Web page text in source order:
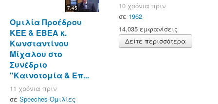
7:45
Ομιλία Πρoέδρου
ΚΕΕ & ΕΒΕΑ κ.
Κωνσταντίνου
Μίχαλου στο
Συνέδριο
"Καινοτομία & Επ...
11 χρόνια πριν
σε Speeches-Ομιλίες
10 χρόνια πριν
σε 1962
14,035 εμφανίσεις
Δείτε περισσότερα